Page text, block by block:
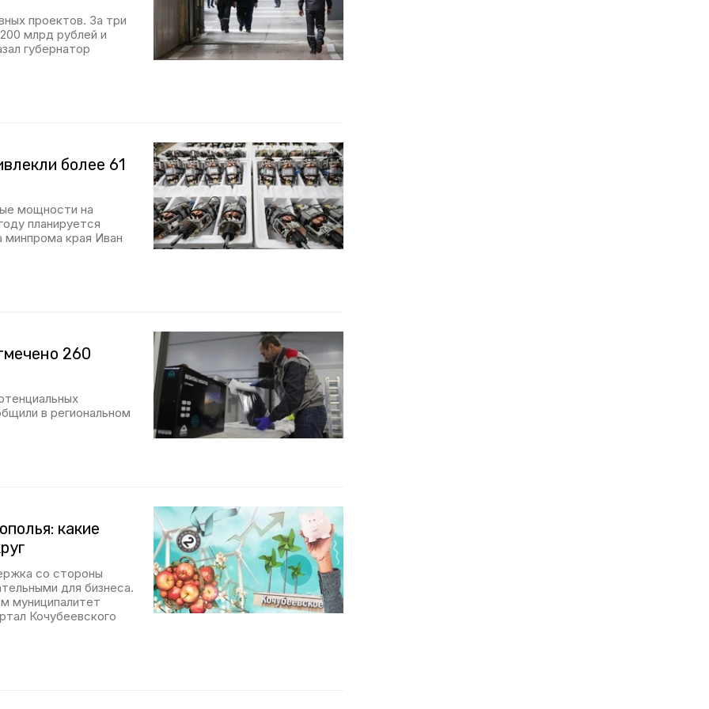
проектов. За три
млрд рублей и
губернатор
более 61
мощности на
планируется
минпрома края Иван
260
в региональном
какие
со стороны
для бизнеса.
муниципалитет
Кочубеевского